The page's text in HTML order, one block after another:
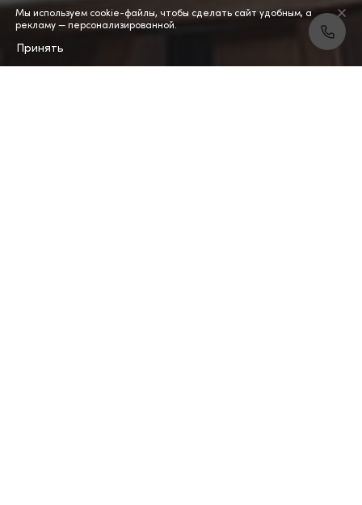
Мы используем cookie-файлы, чтобы сделать сайт удобным, а
рекламу — персонализированной.
Принять